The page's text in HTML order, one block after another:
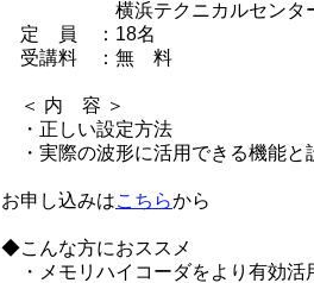
横浜テクニカルセンタ
定 員 ：18名
受講料 ：無 料
＜ 内 容 ＞
・正しい設定方法
・実際の波形に活用できる機能と
お申し込みはこちらから
◆こんな方におススメ
・メモリハイコーダをより有効活